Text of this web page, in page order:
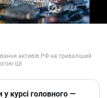
курсі головного —